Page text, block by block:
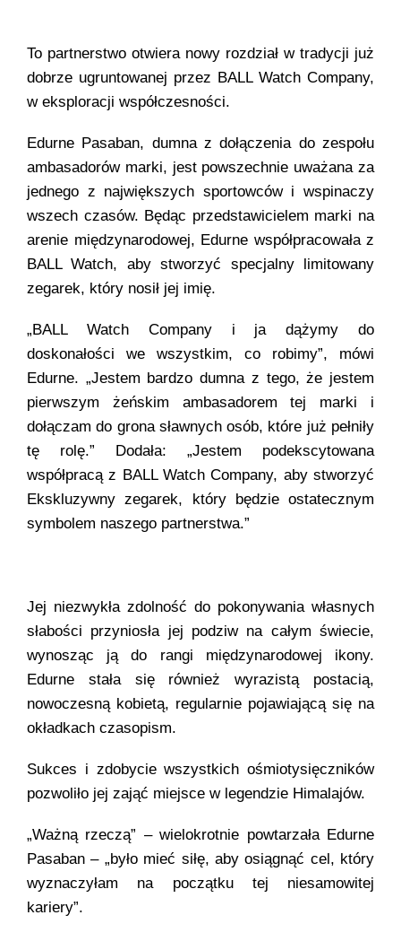
To partnerstwo otwiera nowy rozdział w tradycji już
dobrze ugruntowanej przez BALL Watch Company,
w eksploracji współczesności.
Edurne Pasaban, dumna z dołączenia do zespołu
ambasadorów marki, jest powszechnie uważana za
jednego z największych sportowców i wspinaczy
wszech czasów. Będąc przedstawicielem marki na
arenie międzynarodowej, Edurne współpracowała z
BALL Watch, aby stworzyć specjalny limitowany
zegarek, który nosił jej imię.
„BALL Watch Company i ja dążymy do
doskonałości we wszystkim, co robimy”, mówi
Edurne. „Jestem bardzo dumna z tego, że jestem
pierwszym żeńskim ambasadorem tej marki i
dołączam do grona sławnych osób, które już pełniły
tę rolę.” Dodała: „Jestem podekscytowana
współpracą z BALL Watch Company, aby stworzyć
Ekskluzywny zegarek, który będzie ostatecznym
symbolem naszego partnerstwa.”
Jej niezwykła zdolność do pokonywania własnych
słabości przyniosła jej podziw na całym świecie,
wynosząc ją do rangi międzynarodowej ikony.
Edurne stała się również wyrazistą postacią,
nowoczesną kobietą, regularnie pojawiającą się na
okładkach czasopism.
Sukces i zdobycie wszystkich ośmiotysięczników
pozwoliło jej zająć miejsce w legendzie Himalajów.
„Ważną rzeczą” – wielokrotnie powtarzała Edurne
Pasaban – „było mieć siłę, aby osiągnąć cel, który
wyznaczyłam na początku tej niesamowitej
kariery”.